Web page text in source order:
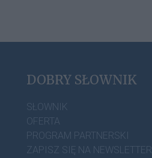
DOBRY SŁOWNIK
SŁOWNIK
OFERTA
PROGRAM PARTNERSKI
ZAPISZ SIĘ NA NEWSLETTER